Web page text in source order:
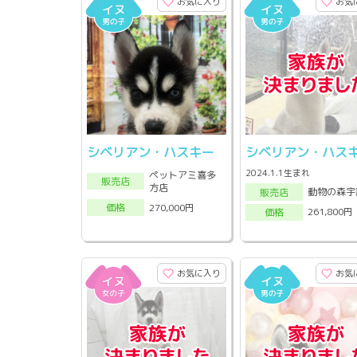
シベリアン・ハスキー
販売店
ペットアミ喜多
方店
価格
270,000円
シベリアン・ハス
2024.1.1生まれ
販売店
動物の森
価格
261,800円
お気に入り お気